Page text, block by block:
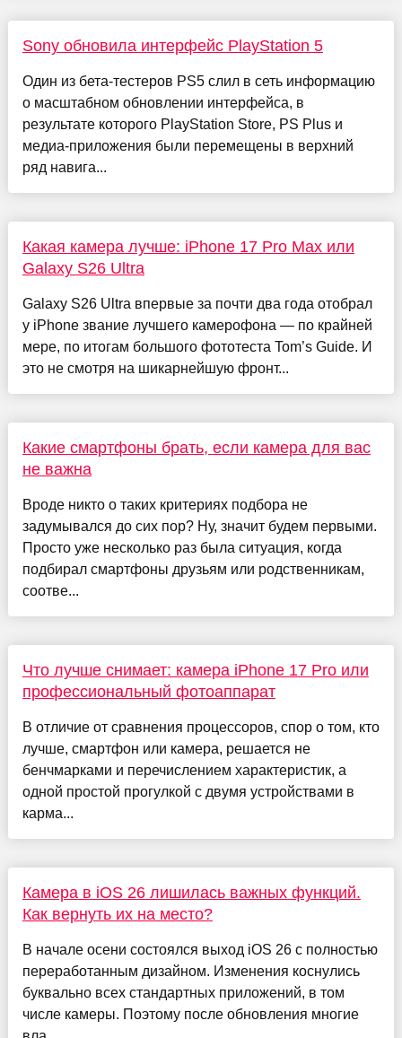
Sony обновила интерфейс PlayStation 5
Один из бета-тестеров PS5 слил в сеть информацию
о масштабном обновлении интерфейса, в
результате которого PlayStation Store, PS Plus и
медиа-приложения были перемещены в верхний
ряд навига...
Какая камера лучше: iPhone 17 Pro Max или
Galaxy S26 Ultra
Galaxy S26 Ultra впервые за почти два года отобрал
у iPhone звание лучшего камерофона — по крайней
мере, по итогам большого фототеста Tom’s Guide. И
это не смотря на шикарнейшую фронт...
Какие смартфоны брать, если камера для вас
не важна
Вроде никто о таких критериях подбора не
задумывался до сих пор? Ну, значит будем первыми.
Просто уже несколько раз была ситуация, когда
подбирал смартфоны друзьям или родственникам,
соотве...
Что лучше снимает: камера iPhone 17 Pro или
профессиональный фотоаппарат
В отличие от сравнения процессоров, спор о том, кто
лучше, смартфон или камера, решается не
бенчмарками и перечислением характеристик, а
одной простой прогулкой с двумя устройствами в
карма...
Камера в iOS 26 лишилась важных функций.
Как вернуть их на место?
В начале осени состоялся выход iOS 26 с полностью
переработанным дизайном. Изменения коснулись
буквально всех стандартных приложений, в том
числе камеры. Поэтому после обновления многие